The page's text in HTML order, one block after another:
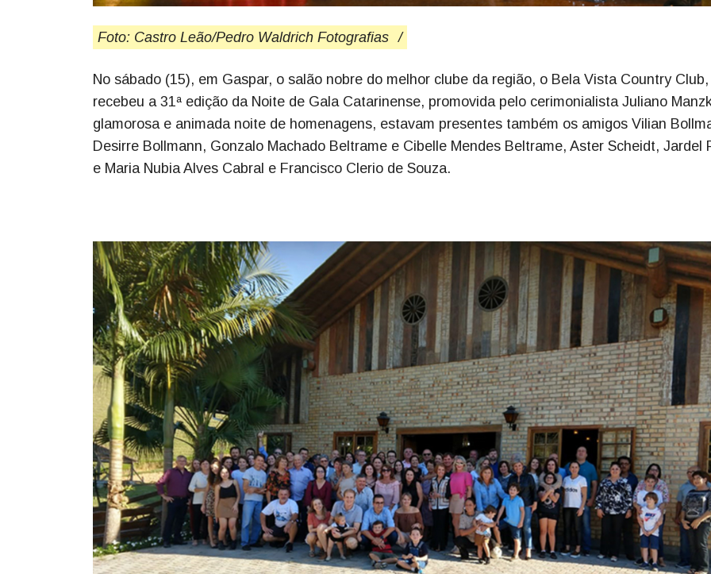
Foto: Castro Leão/Pedro Waldrich Fotografias /
No sábado (15), em Gaspar, o salão nobre do melhor clube da região, o Bela Vista Country Club,
recebeu a 31ª edição da Noite de Gala Catarinense, promovida pelo cerimonialista Juliano
glamorosa e animada noite de homenagens, estavam presentes também os amigos Vilian
Desirre Bollmann, Gonzalo Machado Beltrame e Cibelle Mendes Beltrame, Aster Scheidt, Jardel
e Maria Nubia Alves Cabral e Francisco Clerio de Souza.